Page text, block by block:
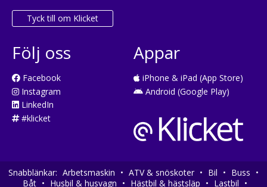
Tyck till om Klicket
Följ oss
Facebook
Instagram
LinkedIn
#klicket
Appar
iPhone & iPad (App Store)
Android (Google Play)
Snabblänkar: Arbetsmaskin • ATV & snöskoter • Bil • Buss •
Båt • Husbil & husvagn • Hästbil & hästsläp • Lastbil •